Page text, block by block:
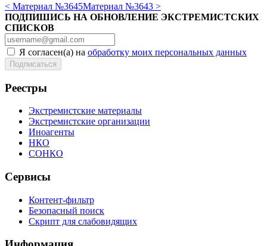
< Материал №3645Материал №3643 >
ПОДПИШИСЬ НА ОБНОВЛЕНИЕ ЭКСТРЕМИСТСКИХ
СПИСКОВ
Я согласен(а) на обработку моих персональных данных
Реестры
Экстремистские материалы
Экстремистские организации
Иноагенты
НКО
СОНКО
Сервисы
Контент-фильтр
Безопасный поиск
Скрипт для слабовидящих